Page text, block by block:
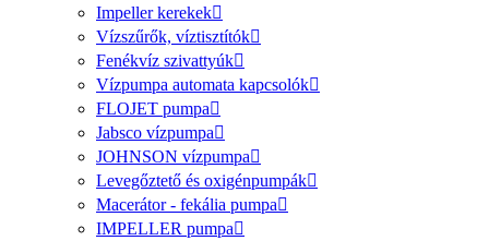
Impeller kerekek
Vízszűrők, víztisztítók
Fenékvíz szivattyúk
Vízpumpa automata kapcsolók
FLOJET pumpa
Jabsco vízpumpa
JOHNSON vízpumpa
Levegőztető és oxigénpumpák
Macerátor - fekália pumpa
IMPELLER pumpa